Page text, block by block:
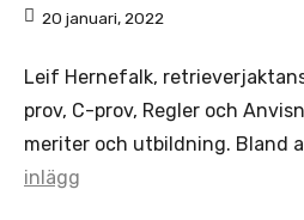
20 januari, 2022
Leif Hernefalk,
prov, C-prov, Regler och
meriter och utbildning. Bland
inlägg